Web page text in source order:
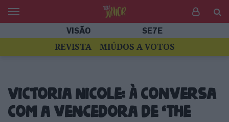
VISÃO SE7E
REVISTA MIÚDOS A VOTOS
Victoria Nicole: À conversa
com a vencedora de ‘The